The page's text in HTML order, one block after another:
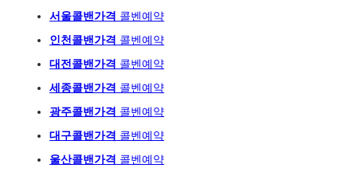
서울콜밴가격 콜벤예 약
인천콜밴가격 콜벤예약
대전콜밴가격 콜벤예약
세종콜밴가격 콜벤예약
광주콜밴가격 콜벤예 약
대구콜밴가격 콜벤예약
울산콜밴가격 콜벤예약